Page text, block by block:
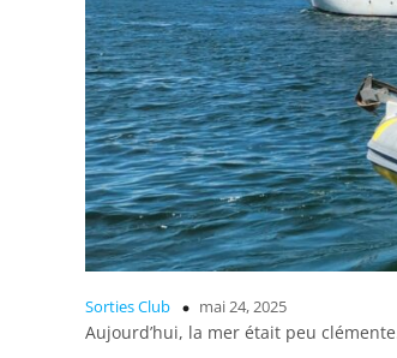
Sorties Club mai 24, 2025
Aujourd’hui, la mer était peu